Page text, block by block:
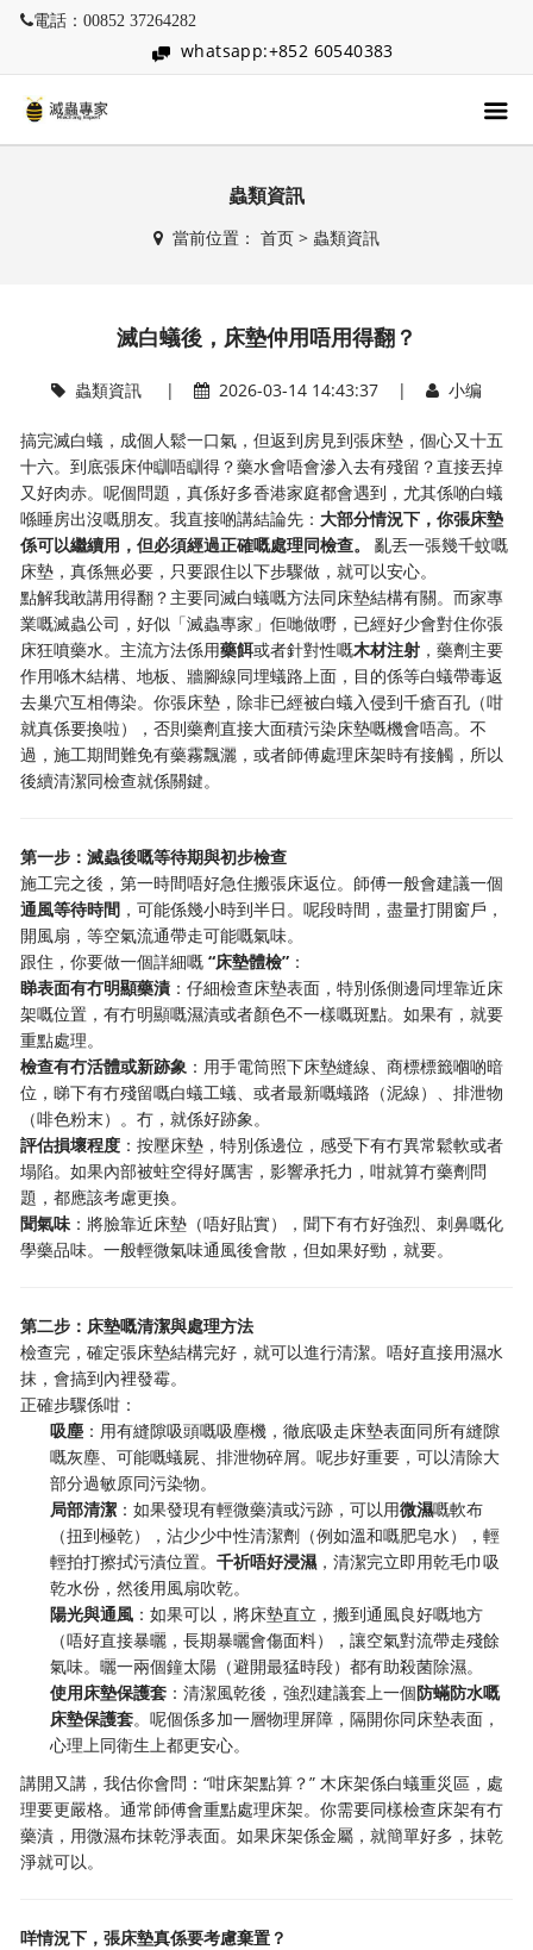
電話：00852 37264282
whatsapp:+852 60540383
蟲類資訊
當前位置： 首页> 蟲類資訊
滅白蟻後，床墊仲用唔用得翻？
蟲類資訊| 2026-03-14 14:43:37 | 小编
搞完滅白蟻，成個人鬆一口氣，但返到房見到張床墊，個心又十五
十六。到底張床仲瞓唔瞓得？藥水會唔會滲入去有殘留？直接丟掉
又好肉赤。呢個問題，真係好多香港家庭都會遇到，尤其係啲白蟻
喺睡房出沒嘅朋友。我直接啲講結論先： 大部分情況下，你張床墊
係可以繼續用，但必須經過正確嘅處理同檢查。
​ 亂丟一張幾千蚊嘅
床墊，真係無必要，只要跟住以下步驟做，就可以安心。
點解我敢講用得翻？主要同滅白蟻嘅方法同床墊結構有關。而家專
業嘅滅蟲公司，好似「滅蟲專家」佢哋做嘢，已經好少會對住你張
床狂噴藥水。主流方法係用藥餌或者針對性嘅木材注射 ，藥劑主要
作用喺木結構、地板、牆腳線同埋蟻路上面，目的係等白蟻帶毒返
去巢穴互相傳染。你張床墊，除非已經被白蟻入侵到千瘡百孔（咁
就真係要換啦），否則藥劑直接大面積污染床墊嘅機會唔高。不
過，施工期間難免有藥霧飄灑，或者師傅處理床架時有接觸，所以
後續清潔同檢查就係關鍵。
第一步：滅蟲後嘅等待期與初步檢查
施工完之後，第一時間唔好急住搬張床返位。師傅一般會建議一個
通風等待時間 ，可能係幾小時到半日。呢段時間，盡量打開窗戶，
開風扇，等空氣流通帶走可能嘅氣味。
跟住，你要做一個詳細嘅“床墊體檢” ：
睇表面有冇明顯藥漬 ：仔細檢查床墊表面，特別係側邊同埋靠近床
架嘅位置，有冇明顯嘅濕漬或者顏色不一樣嘅斑點。如果有，就要
重點處理。
檢查有冇活體或新跡象 ：用手電筒照下床墊縫線、商標標籤嗰啲暗
位，睇下有冇殘留嘅白蟻工蟻、或者最新嘅蟻路（泥線）、排泄物
（啡色粉末）。冇，就係好跡象。
評估損壞程度 ：按壓床墊，特別係邊位，感受下有冇異常鬆軟或者
塌陷。如果內部被蛀空得好厲害，影響承托力，咁就算冇藥劑問
題，都應該考慮更換。
聞氣味：將臉靠近床墊（唔好貼實），聞下有冇好強烈、刺鼻嘅化
學藥品味。一般輕微氣味通風後會散，但如果好勁，就要。
第二步：床墊嘅清潔與處理方法
檢查完，確定張床墊結構完好，就可以進行清潔。唔好直接用濕水
抹，會搞到內裡發霉。
正確步驟係咁：
吸塵 ：用有縫隙吸頭嘅吸塵機，徹底吸走床墊表面同所有縫隙
嘅灰塵、可能嘅蟻屍、排泄物碎屑。呢步好重要，可以清除大
部分過敏原同污染物。
局部清潔 ：如果發現有輕微藥漬或污跡，可以用微濕嘅軟布
（扭到極乾），沾少少中性清潔劑（例如溫和嘅肥皂水），輕
輕拍打擦拭污漬位置。千祈唔好浸濕，清潔完立即用乾毛巾吸
乾水份，然後用風扇吹乾。
陽光與通風 ：如果可以，將床墊直立，搬到通風良好嘅地方
（唔好直接暴曬，長期暴曬會傷面料），讓空氣對流帶走殘餘
氣味。曬一兩個鐘太陽（避開最猛時段）都有助殺菌除濕。
使用床墊保護套 ：清潔風乾後，強烈建議套上一個防蟎防水嘅
床墊保護套。呢個係多加一層物理屏障，隔開你同床墊表面，
心理上同衛生上都更安心。
講開又講，我估你會問：“咁床架點算？” 木床架係白蟻重災區，處
理要更嚴格。通常師傅會重點處理床架。你需要同樣檢查床架有冇
藥漬，用微濕布抹乾淨表面。如果床架係金屬，就簡單好多，抹乾
淨就可以。
咩情況下，張床墊真係要考慮棄置？